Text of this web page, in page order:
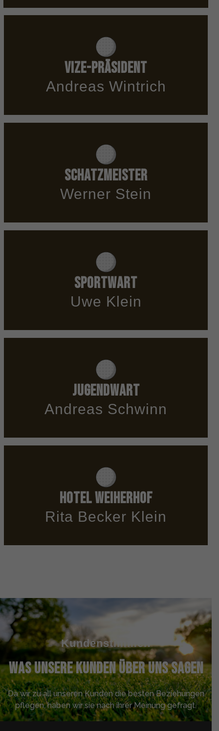
Vize-Präsident
Andreas Wintrich
Schatzmeister
Werner Stein
Sportwart
Uwe Klein
Jugendwart
Andreas Schwinn
Hotel Weiherhof
Rita Becker Klein
Kundenstimmen
Was unsere Kunden über uns sagen
Da wir zu all unseren Kunden die besten Beziehungen
pflegen, haben wir sie nach ihrer Meinung gefragt.